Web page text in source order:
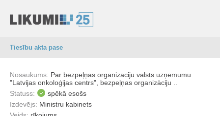
Tiesību akta pase
Nosaukums: Par bezpeļņas organizāciju valsts uzņēmumu
"Latvijas onkoloģijas centrs", bezpeļņas organizāciju ..
Statuss:
spēkā esošs
Izdevējs: Ministru kabinets